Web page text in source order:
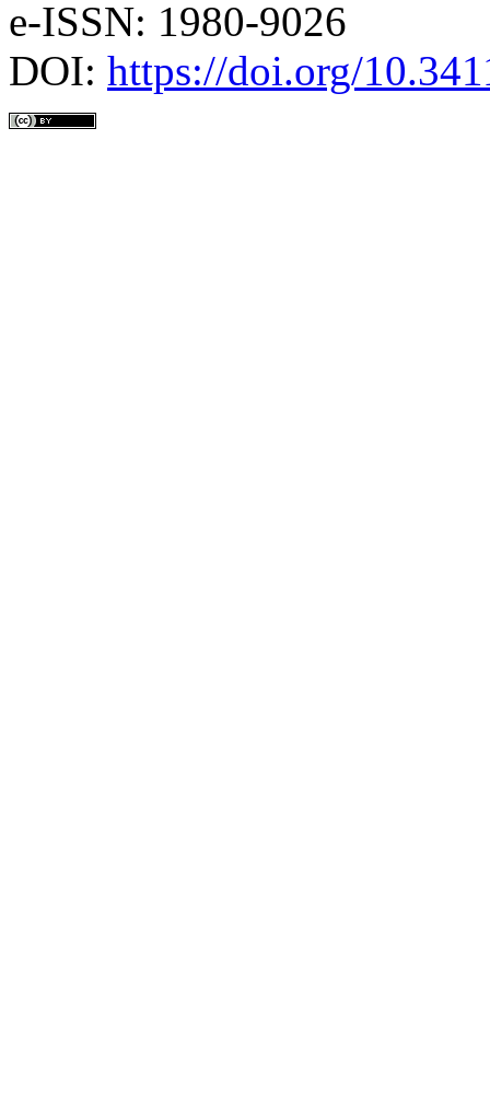
e-ISSN: 1980-9026
DOI: https://doi.org/